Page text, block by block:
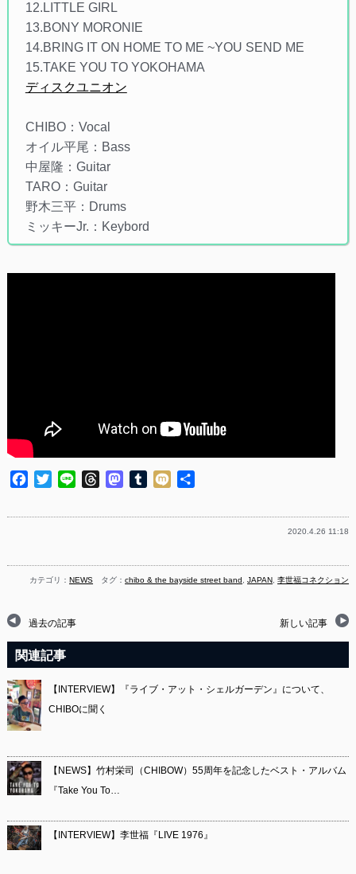
12.LITTLE GIRL
13.BONY MORONIE
14.BRING IT ON HOME TO ME ~YOU SEND ME
15.TAKE YOU TO YOKOHAMA
ディスクユニオン
CHIBO：Vocal
オイル平尾：Bass
中屋隆：Guitar
TARO：Guitar
野木三平：Drums
ミッキーJr.：Keybord
Facebook
TwitterLine ThreadsMastodon
Tumblr
Mixi
2020.4.26 11:18
カテゴリ：NEWS タグ：chibo & the bayside street band,JAPAN,李世福コネクション
過去の記事 新しい記事
関連記事
【INTERVIEW】『ライブ・アット・シェルガーデン』について、
CHIBOに聞く
【NEWS】竹村栄司（CHIBOW）55周年を記念したベスト・アルバム
『Take You To…
【INTERVIEW】李世福『LIVE 1976』